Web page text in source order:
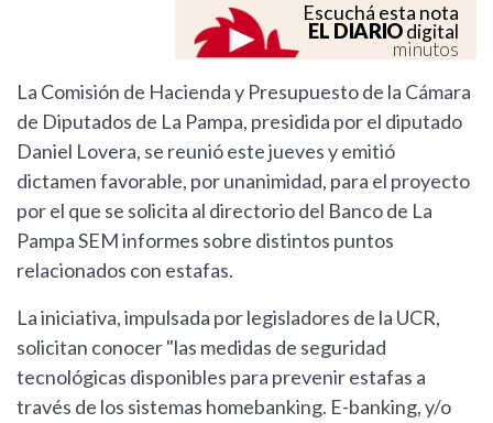
Escuchá esta nota
EL DIARIOdigital
minutos
La Comisión de Hacienda y Presupuesto de la Cámara
de Diputados de La Pampa, presidida por el diputado
Daniel Lovera, se reunió este jueves y emitió
dictamen favorable, por unanimidad, para el proyecto
por el que se solicita al directorio del Banco de La
Pampa SEM informes sobre distintos puntos
relacionados con estafas.
La iniciativa, impulsada por legisladores de la UCR,
solicitan conocer "las medidas de seguridad
tecnológicas disponibles para prevenir estafas a
través de los sistemas homebanking. E-banking, y/o